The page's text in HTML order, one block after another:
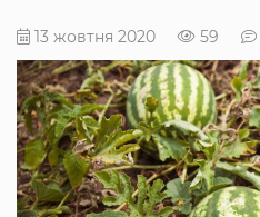
13 жовтня 2020 59